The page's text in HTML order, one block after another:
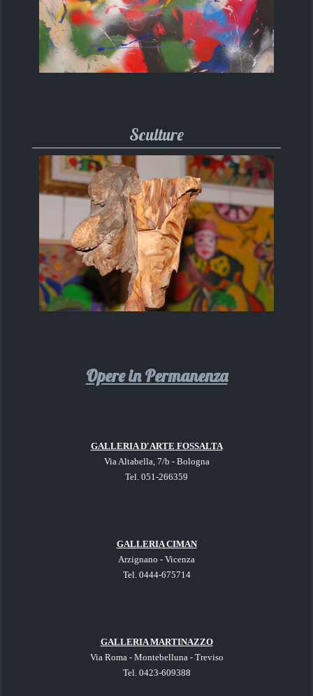
Sculture
Opere in Permanenza
GALLERIA D'ARTE FOSSALTA
Via Altabella, 7/b - Bologna
Tel. 051-266359
GALLERIA CIMAN
Arzignano - Vicenza
Tel. 0444-675714
GALLERIA MARTINAZZO
Via Roma - Montebelluna - Treviso
Tel. 0423-609388